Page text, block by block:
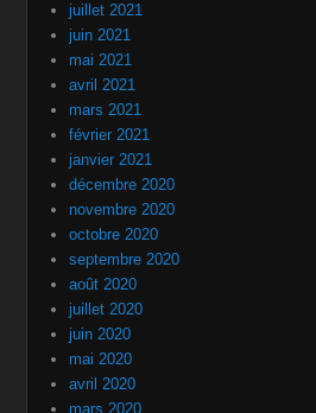
juillet 2021
juin 2021
mai 2021
avril 2021
mars 2021
février 2021
janvier 2021
décembre 2020
novembre 2020
octobre 2020
septembre 2020
août 2020
juillet 2020
juin 2020
mai 2020
avril 2020
mars 2020